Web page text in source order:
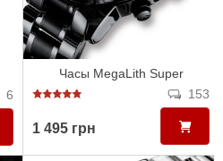
6
Часы MegaLith Super
153
1 495 грн